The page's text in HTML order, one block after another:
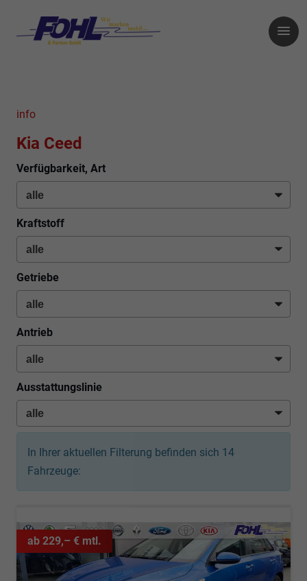
info
Kia Ceed
Verfügbarkeit, Art
Kraftstoff
Getriebe
Antrieb
Ausstattungslinie
In Ihrer aktuellen Filterung befinden sich 14
Fahrzeuge:
ab 229,– € mtl.